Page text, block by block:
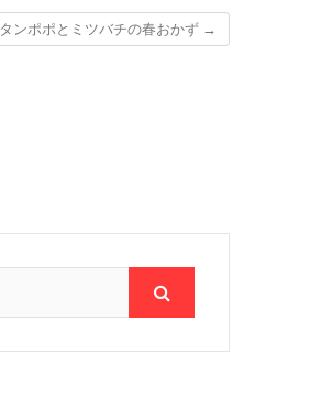
タンポポとミツバチの春おかず →